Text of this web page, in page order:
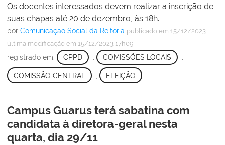
Os docentes interessados devem realizar a inscrição de
suas chapas até 20 de dezembro, às 18h.
por Comunicação Social da Reitoria publicado em 15/12/2023 —
última modificação em 15/12/2023 17h09
registrado em: CPPD COMISSÕES LOCAIS
COMISSÃO CENTRAL ELEIÇÃO
Campus Guarus terá sabatina com
candidata à diretora-geral nesta
quarta, dia 29/11